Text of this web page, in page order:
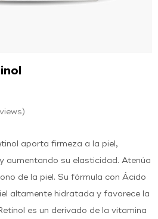
aporta firmeza a la piel,
aumentando su elasticidad. Atenúa
de la piel. Su fórmula con Ácido
altamente hidratada y favorece la
es un derivado de la vitamina
O
con